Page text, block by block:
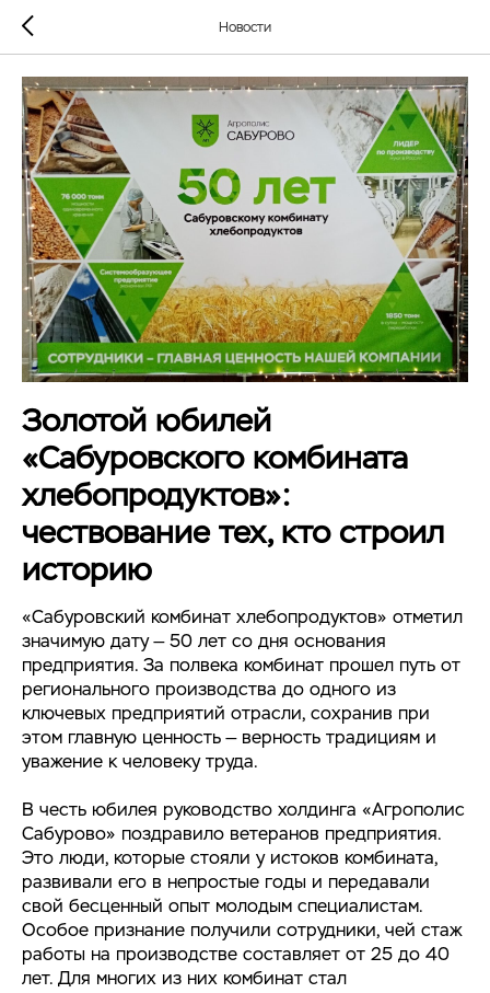
Новости
Золотой юбилей
«Сабуровского комбината
хлебопродуктов»:
чествование тех, кто строил
историю
«Сабуровский комбинат хлебопродуктов» отметил
значимую дату — 50 лет со дня основания
предприятия. За полвека комбинат прошел путь от
регионального производства до одного из
ключевых предприятий отрасли, сохранив при
этом главную ценность — верность традициям и
уважение к человеку труда.
В честь юбилея руководство холдинга «Агрополис
Сабурово» поздравило ветеранов предприятия.
Это люди, которые стояли у истоков комбината,
развивали его в непростые годы и передавали
свой бесценный опыт молодым специалистам.
Особое признание получили сотрудники, чей стаж
работы на производстве составляет от 25 до 40
лет. Для многих из них комбинат стал